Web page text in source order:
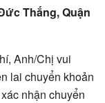
Thắng, Quận
Anh/Chị vui
lai chuyển khoản
nhận chuyển